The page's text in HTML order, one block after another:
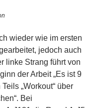
wieder wie im ersten
jedoch auch
linke Strang führt von
der Arbeit „Es ist 9
„Workout“ über
Bei